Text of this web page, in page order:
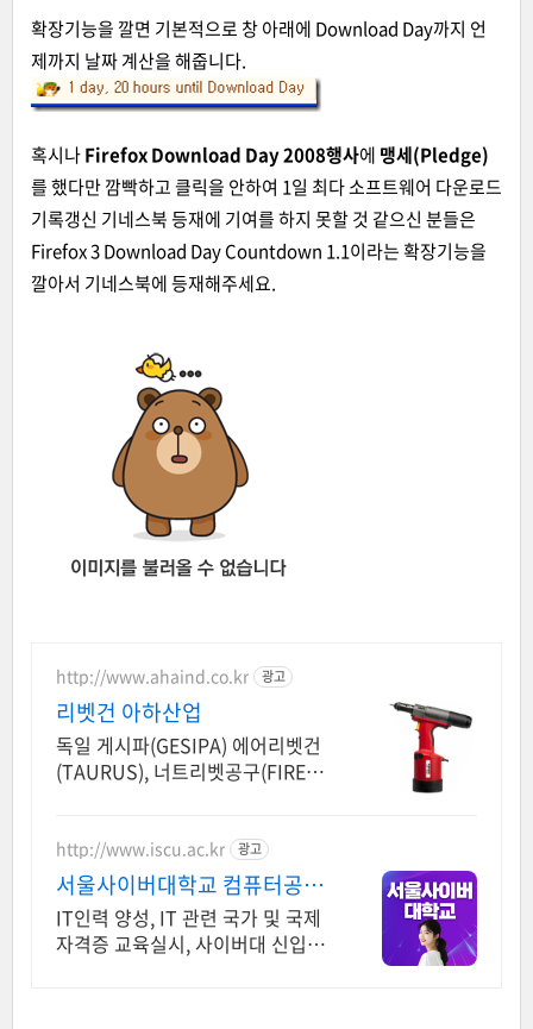
확장기능을 깔면 기본적으로 창 아래에 Download Day까지 언
제까지 날짜 계산을 해줍니다.
혹시나Firefox Download Day 2008행사에 맹세(Pledge)
를 했다만 깜빡하고 클릭을 안하여 1일 최다 소프트웨어 다운로드
기록갱신 기네스북 등재에 기여를 하지 못할 것 같으신 분들은
Firefox 3 Download Day Countdown 1.1이라는 확장기능을
깔아서 기네스북에 등재해주세요.
http://www.ahaind.co.kr 광고
리벳건 아하산업
독일 게시파(GESIPA) 에어리벳건
(TAURUS), 너트리벳공구(FIREFO
http://www.iscu.ac.kr 광고
서울사이버대학교 컴퓨터공학
과 2026 가을학기 신편입생
IT인력 양성, IT 관련 국가 및 국제
자격증 교육실시, 사이버대 신입생